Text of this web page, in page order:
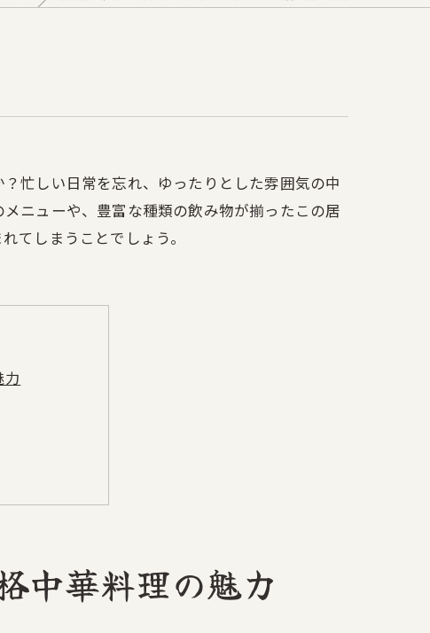
コース
忙しい日常を忘れ、ゆったりとした雰囲気の中
ニューや、豊富な種類の飲み物が揃ったこの居
てしまうことでしょう。
理 中華料理の魅力